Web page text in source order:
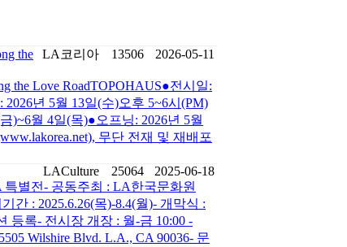
the
LA코리아 13506 2026-05-11
the Love RoadTOPOHAUS●전시일:
년 5월 13일(수)오후 5~6시(PM)
)~6월 4일(목)●오프닝: 2026년 5월
무단 전재 및 재배포
LACulture 25064
2025-06-18
별전- 공동주최 : LA한국문화원
간 : 2025.6.26(목)-8.4(월)- 개막식 :
등록- 전시장 개장 : 월-금 10:00 -
Wilshire Blvd. L.A., CA 90036- 문